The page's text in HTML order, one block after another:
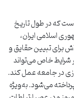
که در طول تاریخ
اسلامی ایران،
برای تبیین حقایق و
خاص می‌تواند
در جامعه عمل کند.
می‌شود. به‌ویژه